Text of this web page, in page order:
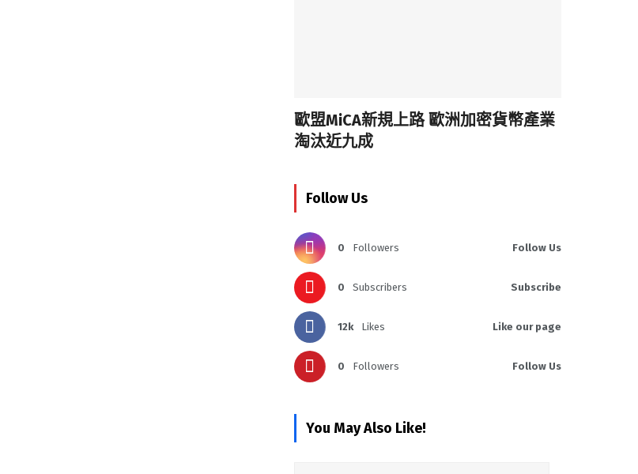
歐盟MiCA新規上路 歐洲加密貨幣產業
淘汰近九成
Follow Us
0 Followers Follow Us
0 Subscribers Subscribe
12k Likes Like our page
0 Followers Follow Us
You May Also Like!